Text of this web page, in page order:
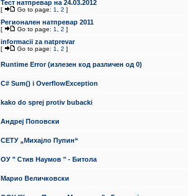
Тест натпревар на 24.03.2012
[ Go to page: 1 2 ]
Регионален натпревар 2011
[ Go to page: 1 2 ]
informacii za natprevar
[ Go to page: 1 2 ]
Runtime Error (излезен код различен од 0)
C# Sum() i OverflowException
kako do sprej protiv bubacki
Андреј Поповски
СЕТУ „Михајло Пупин“
ОУ " Стив Наумов " - Битола
Марио Величковски